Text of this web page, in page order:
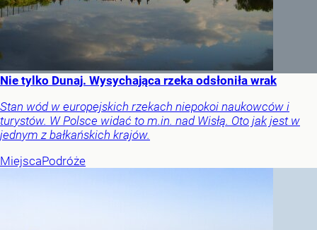
Nie tylko Dunaj. Wysychająca rzeka odsłoniła wrak
Stan wód w europejskich rzekach niepokoi naukowców i
turystów. W Polsce widać to m.in. nad Wisłą. Oto jak jest w
jednym z bałkańskich krajów.
MiejscaPodróże